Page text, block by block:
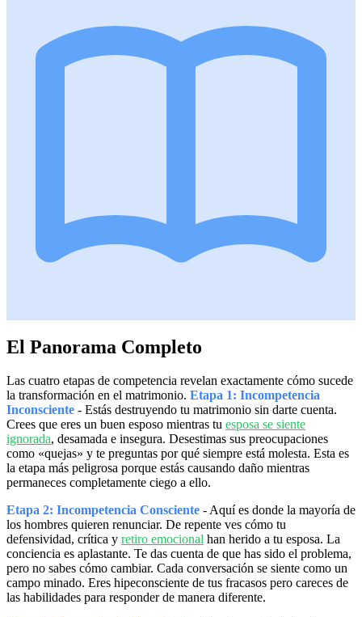
El Panorama Completo
Las cuatro etapas de competencia revelan exactamente cómo sucede
la transformación en el matrimonio. Etapa 1: Incompetencia
Inconsciente - Estás destruyendo tu matrimonio sin darte cuenta.
Crees que eres un buen esposo mientras tu esposa se siente
ignorada, desamada e insegura. Desestimas sus preocupaciones
como «quejas» y te preguntas por qué siempre está molesta. Esta es
la etapa más peligrosa porque estás causando daño mientras
permaneces completamente ciego a ello.
Etapa 2: Incompetencia Consciente - Aquí es donde la mayoría de
los hombres quieren renunciar. De repente ves cómo tu
defensividad, crítica y retiro emocional han herido a tu esposa. La
conciencia es aplastante. Te das cuenta de que has sido el problema,
pero no sabes cómo cambiar. Cada conversación se siente como un
campo minado. Eres hipeconsciente de tus fracasos pero careces de
las habilidades para responder de manera diferente.